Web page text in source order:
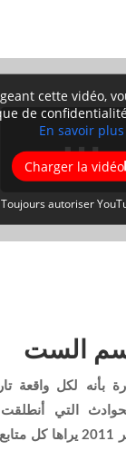
cette vidéo,
de confidentialité
En savoir plus
Charger la vidéo
Toujours autoriser
الست
بأنه لكل واقعة
التي
السابع عشر من فبراير